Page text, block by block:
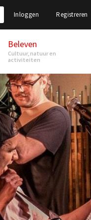
Inloggen Registreren
Beleven
Cultuur, natuur en
activiteiten